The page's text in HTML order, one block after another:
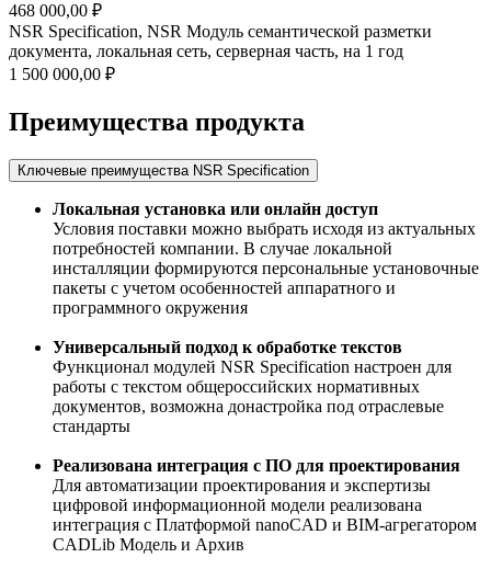
468 000,00 ₽
NSR Specification, NSR Модуль семантической разметки
документа, локальная сеть, серверная часть, на 1 год
1 500 000,00 ₽
Преимущества продукта
Ключевые преимущества NSR Specification
Локальная установка или онлайн доступ
Условия поставки можно выбрать исходя из актуальных
потребностей компании. В случае локальной
инсталляции формируются персональные установочные
пакеты с учетом особенностей аппаратного и
программного окружения
Универсальный подход к обработке текстов
Функционал модулей NSR Specification настроен для
работы с текстом общероссийских нормативных
документов, возможна донастройка под отраслевые
стандарты
Реализована интеграция с ПО для проектирования
Для автоматизации проектирования и экспертизы
цифровой информационной модели реализована
интеграция с Платформой nanoCAD и BIM-агрегатором
CADLib Модель и Архив